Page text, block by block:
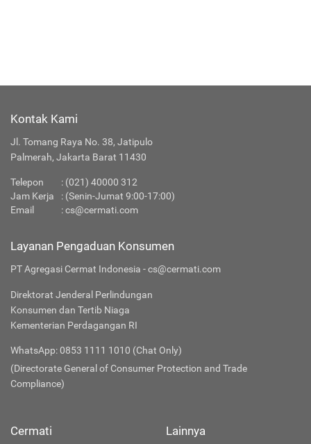
Kontak Kami
Jl. Tomang Raya No. 38, Jatipulo
Palmerah, Jakarta Barat 11430
Telepon : (021) 40000 312
Jam Kerja
: (Senin-Jumat 9:00-17:00)
Email
:cs@cermati.com
Layanan Pengaduan Konsumen
PT Agregasi Cermat Indonesia - cs@cermati.com
Direktorat Jenderal Perlindungan
Konsumen dan Tertib Niaga
Kementerian Perdagangan RI
WhatsApp: 0853 1111 1010 (Chat Only)
(Directorate General of Consumer Protection and Trade
Compliance)
Cermati Lainnya